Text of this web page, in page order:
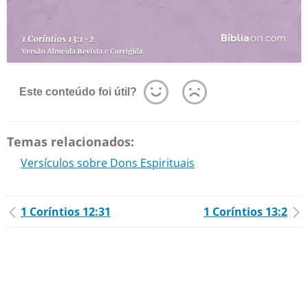
Este conteúdo foi útil?
Temas relacionados:
Versículos sobre Dons Espirituais
1 Coríntios 12:31 1 Coríntios 13:2